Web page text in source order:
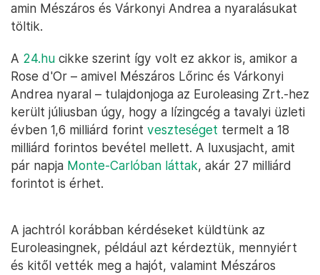
amin Mészáros és Várkonyi Andrea a nyaralásukat
töltik.
A 24.hu cikke szerint így volt ez akkor is, amikor a
Rose d'Or – amivel Mészáros Lőrinc és Várkonyi
Andrea nyaral – tulajdonjoga az Euroleasing Zrt.-hez
került júliusban úgy, hogy a lízingcég a tavalyi üzleti
évben 1,6 milliárd forint veszteséget termelt a 18
milliárd forintos bevétel mellett. A luxusjacht, amit
pár napja Monte-Carlóban láttak, akár 27 milliárd
forintot is érhet.
A jachtról korábban kérdéseket küldtünk az
Euroleasingnek, például azt kérdeztük, mennyiért
és kitől vették meg a hajót, valamint Mészáros